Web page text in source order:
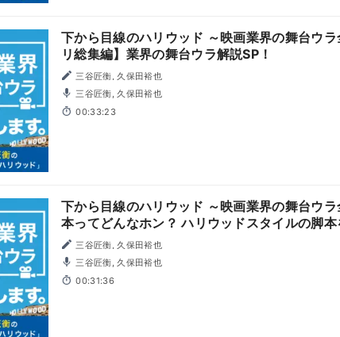
下から目線のハリウッド ～映画業界の舞台ウ
リ総集編】業界の舞台ウラ解説SP！
三谷匠衡, 久保田裕也
三谷匠衡, 久保田裕也
00:33:23
下から目線のハリウッド ～映画業界の舞台ウ
本ってどんなホン？ ハリウッドスタイルの脚本
三谷匠衡, 久保田裕也
三谷匠衡, 久保田裕也
00:31:36